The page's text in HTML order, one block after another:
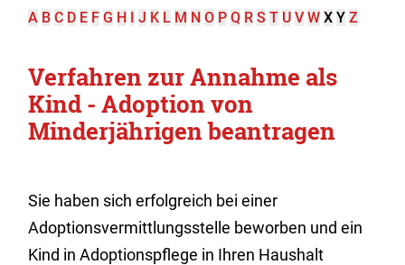
A B C D E F G H I J K L M N O P Q R S T U V W X Y Z
Verfahren zur Annahme als
Kind - Adoption von
Minderjährigen beantragen
Sie haben sich erfolgreich bei einer
Adoptionsvermittlungsstelle beworben und ein
Kind in Adoptionspflege in Ihren Haushalt